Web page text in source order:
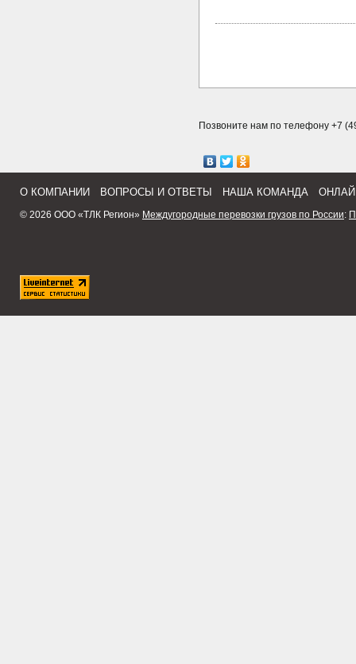
Позвоните нам по телефону +7
О КОМПАНИИ ВОПРОСЫ И ОТВЕТЫ НАША КОМАНДА
© 2026 ООО «ТЛК Регион» Междугородные перевозки грузов по России: